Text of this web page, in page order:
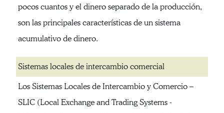
pocos cuantos y el dinero separado de la producción,
son las principales características de un sistema
acumulativo de dinero.
Sistemas locales de intercambio comercial
Los Sistemas Locales de Intercambio y Comercio –
SLIC (Local Exchange and Trading Systems -